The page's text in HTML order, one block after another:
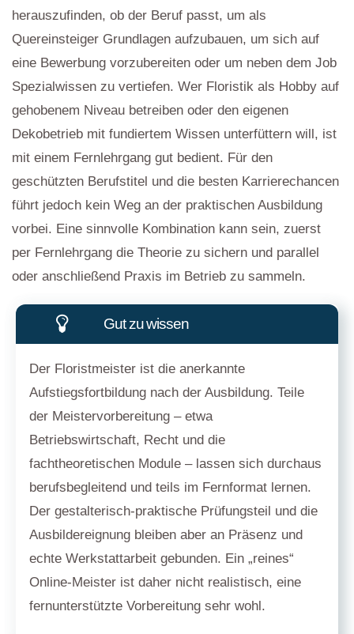
herauszufinden, ob der Beruf passt, um als
Quereinsteiger Grundlagen aufzubauen, um sich auf
eine Bewerbung vorzubereiten oder um neben dem Job
Spezialwissen zu vertiefen. Wer Floristik als Hobby auf
gehobenem Niveau betreiben oder den eigenen
Dekobetrieb mit fundiertem Wissen unterfüttern will, ist
mit einem Fernlehrgang gut bedient. Für den
geschützten Berufstitel und die besten Karrierechancen
führt jedoch kein Weg an der praktischen Ausbildung
vorbei. Eine sinnvolle Kombination kann sein, zuerst
per Fernlehrgang die Theorie zu sichern und parallel
oder anschließend Praxis im Betrieb zu sammeln.
Gut zu wissen
Der Floristmeister ist die anerkannte
Aufstiegsfortbildung nach der Ausbildung. Teile
der Meistervorbereitung – etwa
Betriebswirtschaft, Recht und die
fachtheoretischen Module – lassen sich durchaus
berufsbegleitend und teils im Fernformat lernen.
Der gestalterisch-praktische Prüfungsteil und die
Ausbildereignung bleiben aber an Präsenz und
echte Werkstattarbeit gebunden. Ein „reines“
Online-Meister ist daher nicht realistisch, eine
fernunterstützte Vorbereitung sehr wohl.